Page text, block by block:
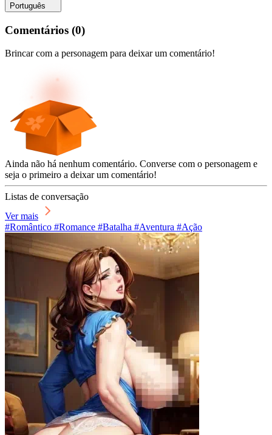
Português
Comentários (0)
Brincar com a personagem para deixar um comentário!
Ainda não há nenhum comentário. Converse com o personagem e
seja o primeiro a deixar um comentário!
Listas de conversação
Ver mais
#Romântico #Romance #Batalha #Aventura #Ação